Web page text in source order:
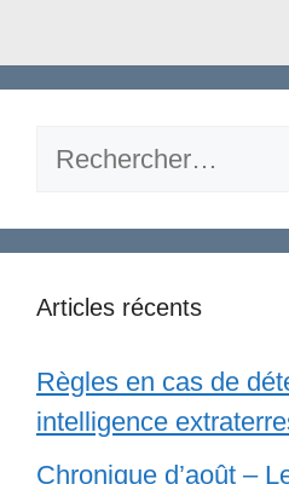
Rechercher :
Articles récents
Règles en cas de
intelligence
Chronique d’août –